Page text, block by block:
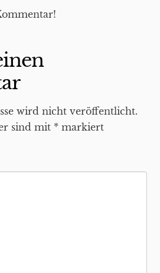
wird nicht veröffentlicht.
sind mit * markiert